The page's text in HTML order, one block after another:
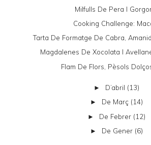
Milfulls De Pera I
Cooking Challenge:
Tarta De Formatge De Cabra,
Magdalenes De Xocolata I
Flam De Flors, Pèsols
► D’abril (13)
► De Març (14)
► De Febrer (12)
► De Gener (6)